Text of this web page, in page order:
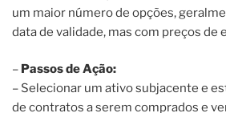
um maior número de opções,
data de validade, mas com preços
– Passos de Ação:
– Selecionar um ativo subjacente e
de contratos a serem comprados e